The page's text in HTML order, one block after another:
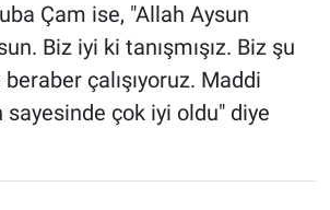
Çam ise, "Allah Aysun
Biz iyi ki tanışmışız. Biz şu
çalışıyoruz. Maddi
çok iyi oldu" diye